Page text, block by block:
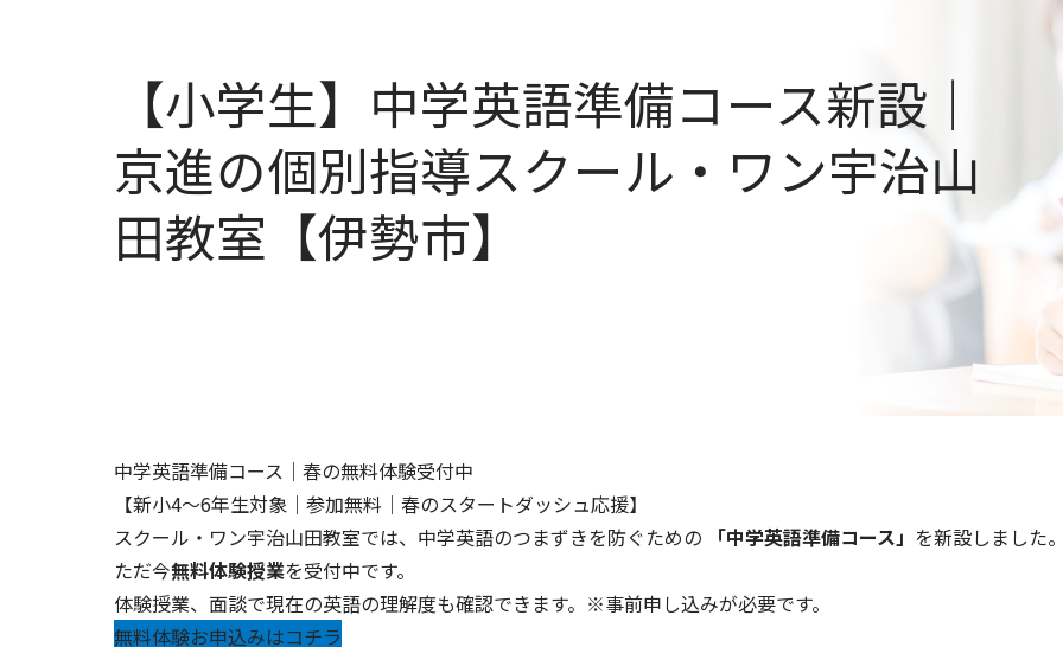
【小学生】中学英語準備コース新設｜
京進の個別指導スクール・ワン宇治山
田教室【伊勢市】
中学英語準備コース｜春の無料体験受付中
【新小4～6年生対象｜参加無料｜春のスタートダッシュ応援】
スクール・ワン宇治山田教室では、中学英語のつまずきを防ぐための
「中学英語準備コース」 を新設しました
ただ今無料体験授業を受付中です。
体験授業、面談で現在の英語の理解度も確認できます。※事前申し込みが必要です。
無料体験お申込みはコチラ